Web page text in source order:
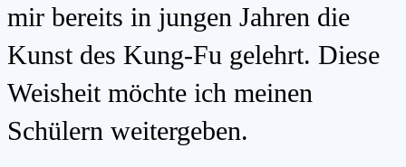
mir bereits in jungen Jahren die
Kunst des Kung-Fu gelehrt. Diese
Weisheit möchte ich meinen
Schülern weitergeben.